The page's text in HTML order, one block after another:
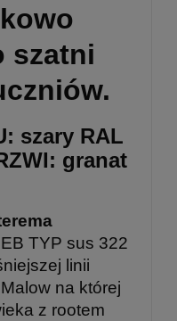
szatni
szary RAL
granat
TYP sus 322
linii
na której
z rootem